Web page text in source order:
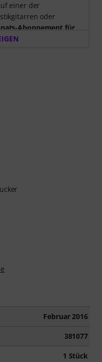
einer der
oder
Abonnement für
im Wert von EUR
nach Ablauf
für Musik mit einem
Musiklehrern.
Bildungs-Award
400 Gitarren
Fortgeschrittene – von
mehr. Mit
zum
Features.
Februar 2016
381077
1 Stück